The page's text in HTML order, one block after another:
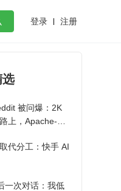
登录 注册
被问爆：2K
上，Apache-2.0
代分工：快手 AI
一次对话：我低